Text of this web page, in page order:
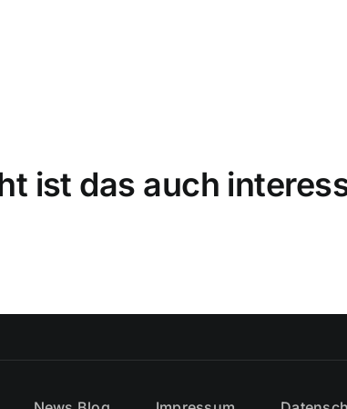
ist das auch